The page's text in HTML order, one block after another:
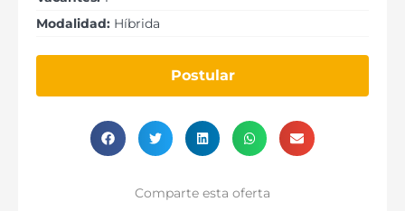
Modalidad: Híbrida
Postular
Comparte esta oferta